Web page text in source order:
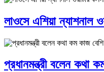
লাওসে এশিয়া ন্যাশনাল
প্রধানমন্ত্রী বলেন কথা